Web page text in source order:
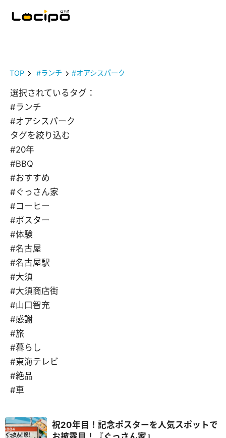
TOP #ランチ #オアシスパーク
選択されているタグ：
#ランチ
#オアシスパーク
タグを絞り込む
#20年
#BBQ
#おすすめ
#ぐっさん家
#コーヒー
#ポスター
#体験
#名古屋
#名古屋駅
#大須
#大須商店街
#山口智充
#感謝
#旅
#暮らし
#東海テレビ
#絶品
#車
祝20年目！記念ポスターを人気スポットで